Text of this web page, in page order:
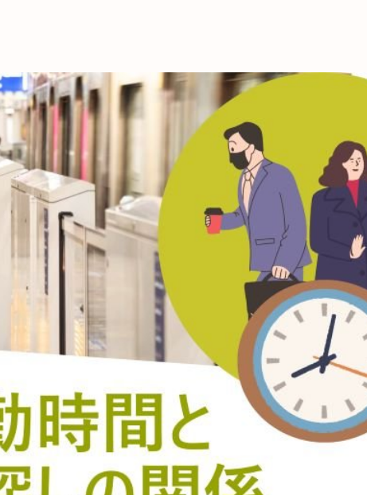
育
例
これから
記事検索